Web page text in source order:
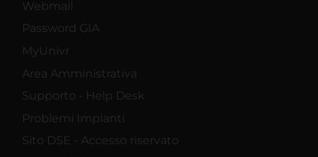
Webmail
Password GIA
MyUnivr
Area Amministrativa
Supporto - Help Desk
Problemi Impianti
Sito DSE - Accesso riservato